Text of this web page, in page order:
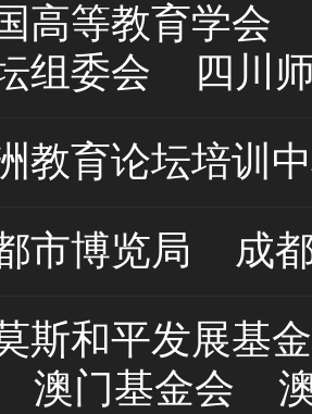
高等教育学会
组委会
四川
教育论坛培训
市博览局 成
斯和平发展基
澳门基金会